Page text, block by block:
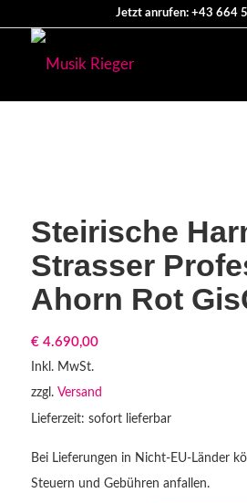
Jetzt anrufen: +43 664
Steirische
Strasser
Ahorn Rot
€4.690,00
Inkl. MwSt.
zzgl. Versand
Lieferzeit: sofort lieferbar
Bei Lieferungen in Nicht-EU-Länder
Steuern und Gebühren anfallen.